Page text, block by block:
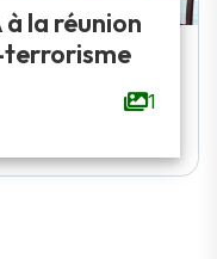
la réunion
terrorisme
1